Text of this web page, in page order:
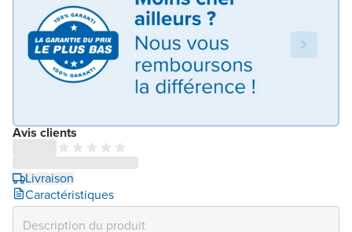
Avis clients
Livraison
Caractéristiques